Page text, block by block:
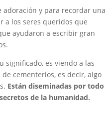
adoración y para recordar una
a los seres queridos que
ayudaron a escribir gran
significado, es viendo a las
cementerios, es decir, algo
Están diseminadas por todo
de la humanidad.